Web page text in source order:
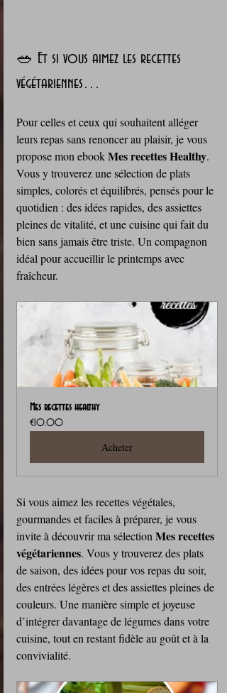
🥗 Et si vous aimez les recettes
végétariennes…
Pour celles et ceux qui souhaitent alléger
leurs repas sans renoncer au plaisir, je vous
propose mon ebook Mes recettes Healthy.
Vous y trouverez une sélection de plats
simples, colorés et équilibrés, pensés pour le
quotidien : des idées rapides, des assiettes
pleines de vitalité, et une cuisine qui fait du
bien sans jamais être triste. Un compagnon
idéal pour accueillir le printemps avec
fraîcheur.
Mes recettes healthy
€10.00
Acheter
Si vous aimez les recettes végétales,
gourmandes et faciles à préparer, je vous
invite à découvrir ma sélection Mes recettes
végétariennes. Vous y trouverez des plats
de saison, des idées pour vos repas du soir,
des entrées légères et des assiettes pleines de
couleurs. Une manière simple et joyeuse
d’intégrer davantage de légumes dans votre
cuisine, tout en restant fidèle au goût et à la
convivialité.